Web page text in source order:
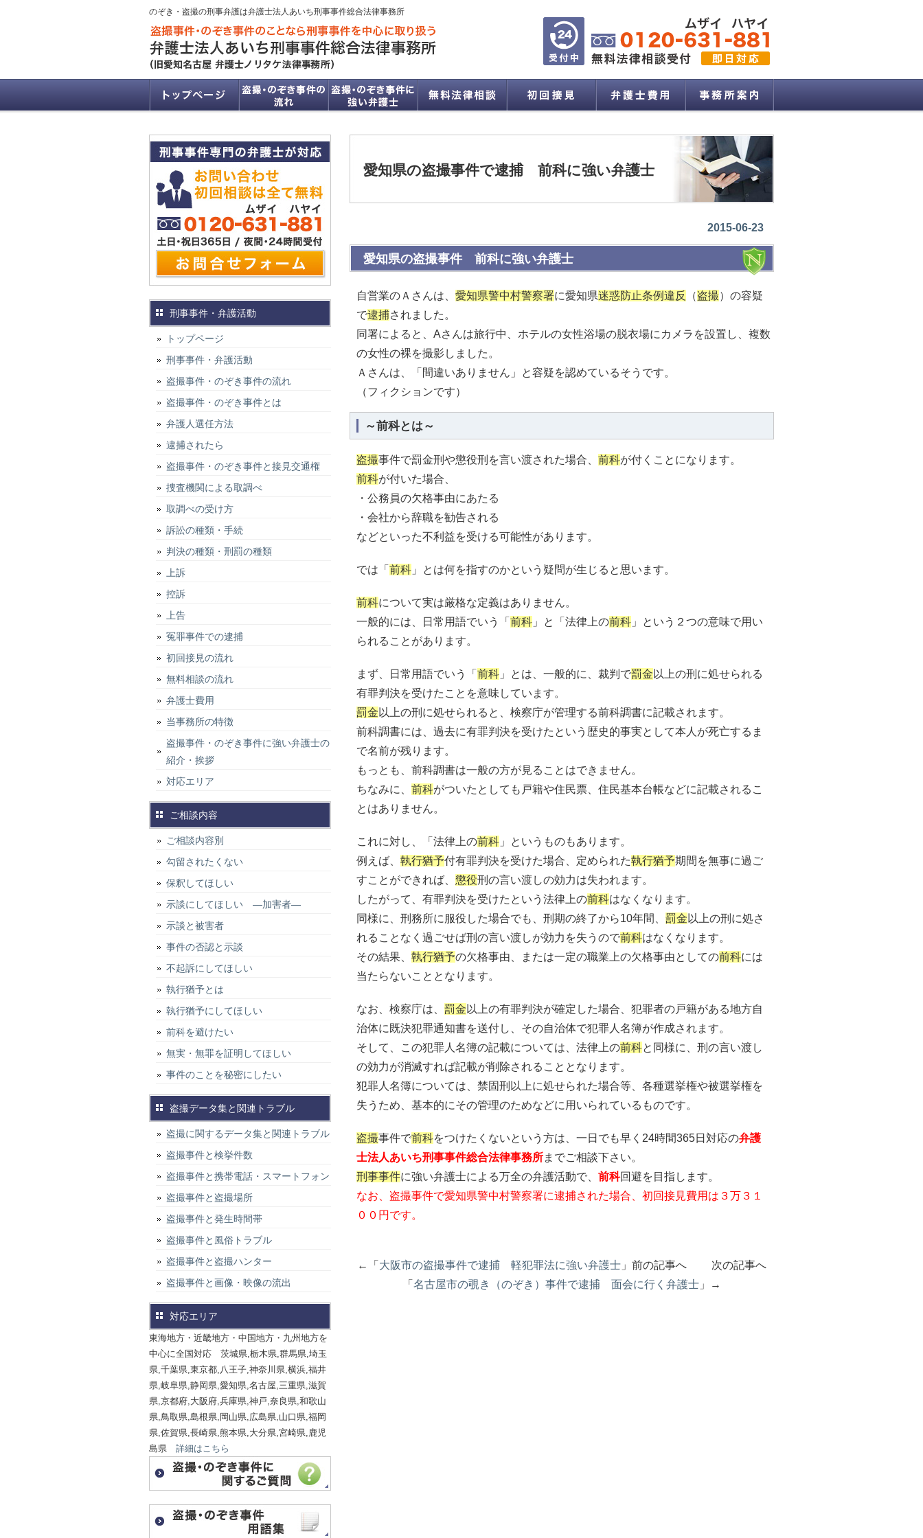
のぞき・盗撮の刑事弁護は弁護士法人あいち刑事事件総合法律事務所
愛知県の盗撮事件で逮捕 前科に強い弁護士
2015-06-23
愛知県の盗撮事件 前科に強い弁護士
自営業のＡさんは、 愛知県警中村警察署に愛知県迷惑防止条例違反 （盗撮）の容疑
で逮捕されました。
同署によると、Aさんは旅行中、ホテルの女性浴場の脱衣場にカメラを設置し、複数
の女性の裸を撮影しました。
Ａさんは、「間違いありません」と容疑を認めているそうです。
（フィクションです）
～前科とは～
盗撮事件で罰金刑や懲役刑を言い渡された場合、 前科が付くことになります。
前科が付いた場合、
・公務員の欠格事由にあたる
・会社から辞職を勧告される
などといった不利益を受ける可能性があります。
では「 前科 」とは何を指すのかという疑問が生じると思います。
前科について実は厳格な定義はありません。
一般的には、日常用語でいう「 前科 」と「法律上の前科 」という２つの意味で用い
られることがあります。
まず、日常用語でいう「 前科 」とは、一般的に、裁判で罰金 以上の刑に処せられる
有罪判決を受けたことを意味しています。
罰金 以上の刑に処せられると、検察庁が管理する前科調書に記載されます。
前科調書には、過去に有罪判決を受けたという歴史的事実として本人が死亡するま
で名前が残ります。
もっとも、前科調書は一般の方が見ることはできません。
ちなみに、 前科がついたとしても戸籍や住民票、住民基本台帳などに記載されるこ
とはありません。
これに対し、「法律上の前科 」というものもあります。
例えば、 執行猶予付有罪判決を受けた場合、定められた執行猶予期間を無事に過ご
すことができれば、 懲役刑の言い渡しの効力は失われます。
したがって、有罪判決を受けたという法律上の前科はなくなります。
同様に、刑務所に服役した場合でも、刑期の終了から10年間、 罰金 以上の刑に処さ
れることなく過ごせば刑の言い渡しが効力を失うので前科はなくなります。
その結果、 執行猶予の欠格事由、または一定の職業上の欠格事由としての前科には
当たらないこととなります。
なお、検察庁は、 罰金 以上の有罪判決が確定した場合、犯罪者の戸籍がある地方自
治体に既決犯罪通知書を送付し、その自治体で犯罪人名簿が作成されます。
そして、この犯罪人名簿の記載については、法律上の前科と同様に、刑の言い渡し
の効力が消滅すれば記載が削除されることとなります。
犯罪人名簿については、禁固刑以上に処せられた場合等、各種選挙権や被選挙権を
失うため、基本的にその管理のためなどに用いられているものです。
盗撮事件で前科をつけたくないという方は、一日でも早く24時間365日対応の弁護
士法人あいち刑事事件総合法律事務所までご相談下さい。
刑事事件に強い弁護士による万全の弁護活動で、 前科回避を目指します。
なお、盗撮事件で愛知県警中村警察署に逮捕された場合、初回接見費用は３万３１
００円です。
←「 大阪市の盗撮事件で逮捕 軽犯罪法に強い弁護士 」前の記事へ 次の記事へ
「 名古屋市の覗き（のぞき）事件で逮捕 面会に行く弁護士 」→
刑事事件・弁護活動
トップページ
刑事事件・弁護活動
盗撮事件・のぞき事件の流れ
盗撮事件・のぞき事件とは
弁護人選任方法
逮捕されたら
盗撮事件・のぞき事件と接見交通権
捜査機関による取調べ
取調べの受け方
訴訟の種類・手続
判決の種類・刑罰の種類
上訴
控訴
上告
冤罪事件での逮捕
初回接見の流れ
無料相談の流れ
弁護士費用
当事務所の特徴
盗撮事件・のぞき事件に強い弁護士の
紹介・挨拶
対応エリア
ご相談内容
ご相談内容別
勾留されたくない
保釈してほしい
示談にしてほしい ―加害者―
示談と被害者
事件の否認と示談
不起訴にしてほしい
執行猶予とは
執行猶予にしてほしい
前科を避けたい
無実・無罪を証明してほしい
事件のことを秘密にしたい
盗撮データ集と関連トラブル
盗撮に関するデータ集と関連トラブル
盗撮事件と検挙件数
盗撮事件と携帯電話・スマートフォン
盗撮事件と盗撮場所
盗撮事件と発生時間帯
盗撮事件と風俗トラブル
盗撮事件と盗撮ハンター
盗撮事件と画像・映像の流出
対応エリア
東海地方・近畿地方・中国地方・九州地方を
中心に全国対応 茨城県,栃木県,群馬県,埼玉
県,千葉県,東京都,八王子,神奈川県,横浜,福井
県,岐阜県,静岡県,愛知県,名古屋,三重県,滋賀
県,京都府,大阪府,兵庫県,神戸,奈良県,和歌山
県,鳥取県,島根県,岡山県,広島県,山口県,福岡
県,佐賀県,長崎県,熊本県,大分県,宮崎県,鹿児
島県 詳細はこちら